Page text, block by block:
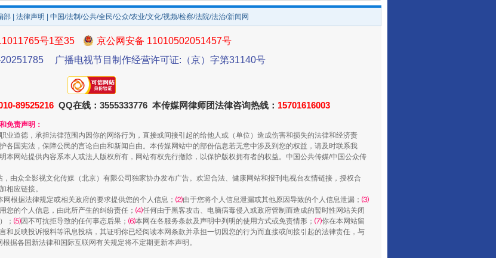
部 法律声明 | 中国/法制/公共/全民/公众/农业/文化/视频/检察/法院/法治/新闻网
号1至35
京公网安备 11010502051457号
广播电视节目制作经营许可证:（京）字第31140号
89525216 QQ在线：3555333776 本传媒网律师团法律咨询热线： 15701616003
免责声明：
业道德，承担法律范围内因你的网络行为，直接或间接引起的给他人或（单位）造成伤害和损失的法律和经济责
各国宪法，保障公民的言论自由和新闻自由。本传媒网站中的部份信息若无意中涉及到您的权益，请及时联系我
本网站提供内容系本人或法人版权所有，网站有权先行撤除，以保护版权拥有者的权益。中国公共传媒/中国公众传
由众全影视文化传媒（北京）有限公司独家协办发布广告。欢迎合法、健康网站和报刊电视台友情链接，授权合
相应链接。
网根据法律规定或相关政府的要求提供您的个人信息； ⑵由于您将个人信息泄漏或其他原因导致的个人信息泄漏； ⑶
您的个人信息，由此所产生的纠纷责任； ⑷任何由于黑客攻击、电脑病毒侵入或政府管制而造成的暂时性网站关闭
； ⑸因不可抗拒导致的任何事态后果； ⑹本网在各服务条款及声明中列明的使用方式或免责情形； ⑺你在本网站留
和反映投诉报料等讯息投稿，其证明你已经阅读本网条款并承担一切因您的行为而直接或间接引起的法律责任，与
据各国新法律和国际互联网有关规定将不定期更新本声明。